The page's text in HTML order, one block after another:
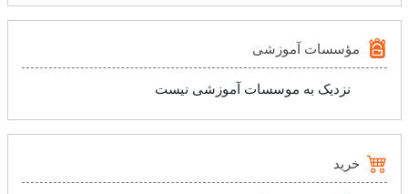
مؤسسات آموزشی
نزدیک به موسسات آموزشی نیست
خرید